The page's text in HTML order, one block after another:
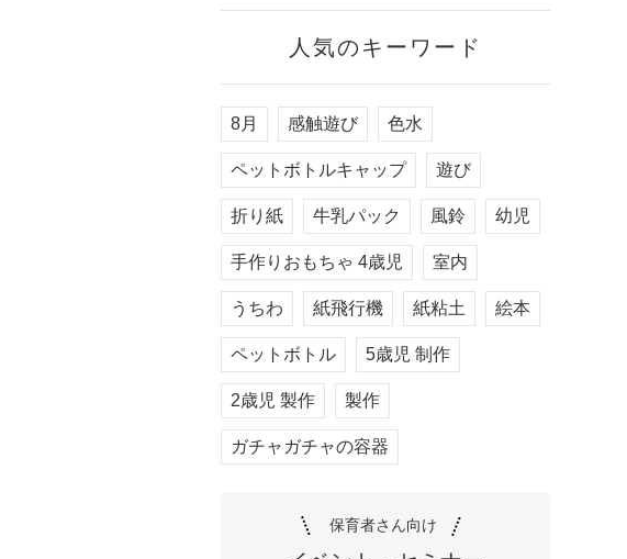
人気のキーワード
8月 感触遊び 色水
ペットボトルキャップ 遊び
折り紙 牛乳パック 風鈴 幼児
手作りおもちゃ 4歳児 室内
うちわ 紙飛行機 紙粘土 絵本
ペットボトル 5歳児 制作
2歳児 製作 製作
ガチャガチャの容器
保育者さん向け